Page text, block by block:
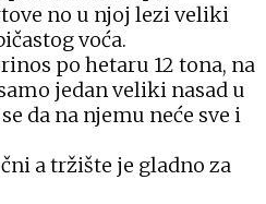
no u njoj lezi veliki
voća.
po hetaru 12 tona, na
jedan veliki nasad u
da na njemu neće sve i
a tržište je gladno za